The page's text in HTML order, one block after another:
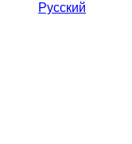
Русский